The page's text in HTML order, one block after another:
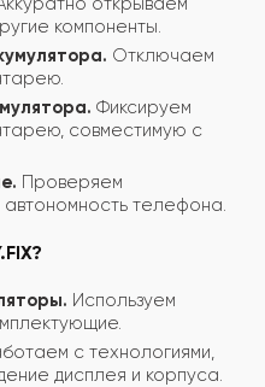
компоненты.
Отключаем
Фиксируем
совместимую с
Проверяем
автономность телефона.
Используем
с технологиями,
дисплея и корпуса.